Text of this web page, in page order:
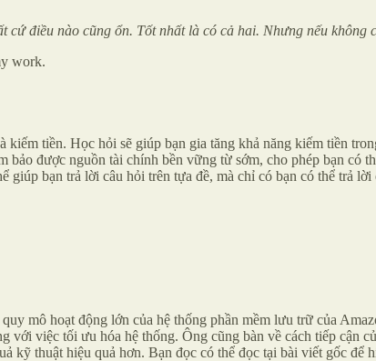
điều nào cũng ổn. Tốt nhất là có cả hai. Nhưng nếu không
work.
tiền. Học hỏi sẽ giúp bạn gia tăng khả năng kiếm tiền
được nguồn tài chính bền vững từ sớm, cho phép bạn có
bạn trả lời câu hỏi trên tựa đề, mà chỉ có bạn có thể trả
mô hoạt động lớn của hệ thống phần mềm lưu trữ của
việc tối ưu hóa hệ thống. Ông cũng bàn về cách tiếp cận
thuật hiệu quả hơn. Bạn đọc có thể đọc tại bài viết gốc để